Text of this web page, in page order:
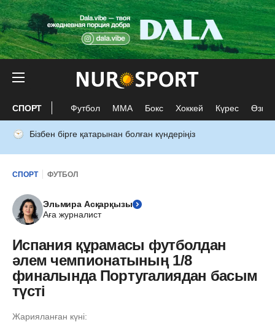
СПОРТ Футбол ММА Бокс Хоккей Күрес Өзге
Бізбен бірге қатарынан болған күндеріңіз
СПОРТ ФУТБОЛ
Эльмира Асқарқызы
Аға журналист
Испания құрамасы футболдан
әлем чемпионатының 1/8
финалында Португалиядан басым
түсті
Жарияланған күні: